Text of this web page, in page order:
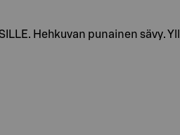
Hehkuvan punainen